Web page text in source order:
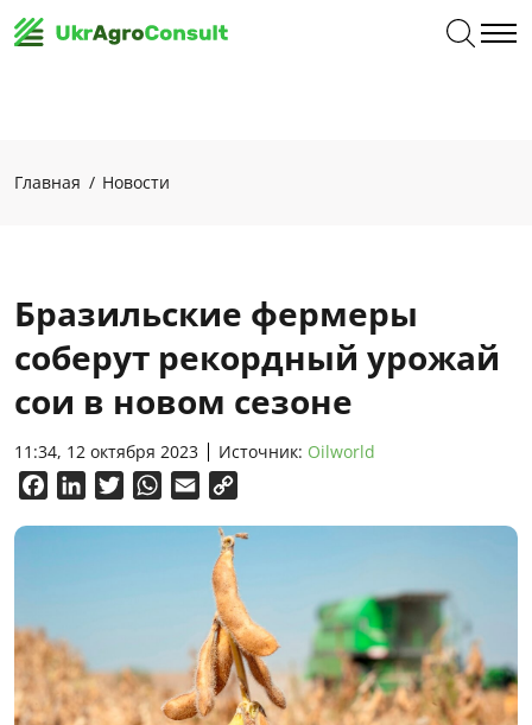
Главная Новости
Бразильские фермеры
соберут рекордный урожай
сои в новом сезоне
11:34, 12 октября 2023 Источник: Oilworld
FacebookLinkedInTwitterWhatsApp
Email